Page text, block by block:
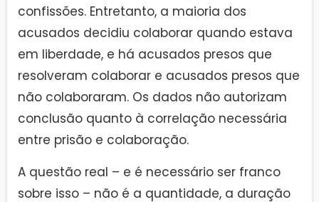
confissões. Entretanto, a maioria dos
acusados decidiu colaborar quando estava
em liberdade, e há acusados presos que
resolveram colaborar e acusados presos que
não colaboraram. Os dados não autorizam
conclusão quanto à correlação necessária
entre prisão e colaboração.
A questão real – e é necessário ser franco
sobre isso – não é a quantidade, a duração